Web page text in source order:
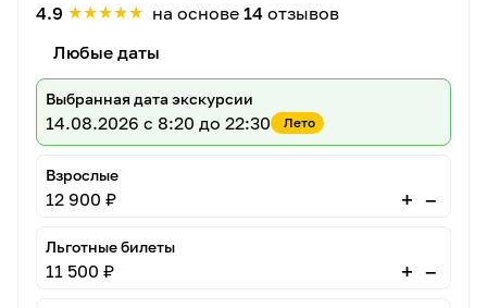
4.9 ★★★★★ на основе 14 отзывов
Любые даты
Выбранная дата экскурсии
14.08.2026 с 8:20 до 22:30 Лето
Взрослые
12 900 ₽ + –
Льготные билеты
11 500 ₽ + –